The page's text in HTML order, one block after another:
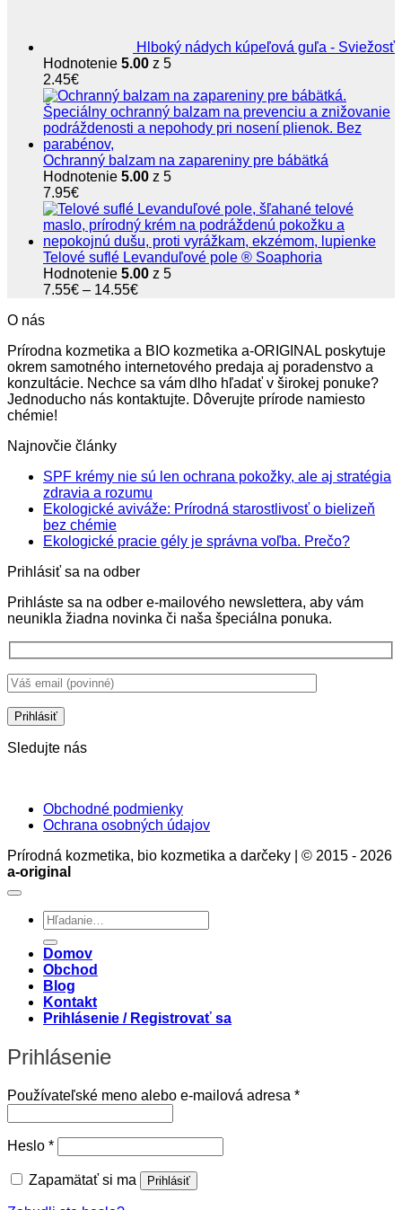
Hlboký nádych kúpeľová guľa - Sviežosť
Hodnotenie 5.00 z 5
2.45€
Ochranný balzam na zapareniny pre bábätká
Hodnotenie 5.00 z 5
7.95€
Telové suflé Levanduľové pole ® Soaphoria
Hodnotenie 5.00 z 5
7.55€ – 14.55€Price
14.55€
O nás
Prírodna kozmetika a BIO kozmetika a-ORIGINAL poskytuje
okrem samotného internetového predaja aj poradenstvo a
konzultácie. Nechce sa vám dlho hľadať v širokej ponuke?
Jednoducho nás kontaktujte. Dôverujte prírode namiesto
chémie!
Najnovčie články
SPF krémy nie sú len ochrana pokožky, ale aj stratégia
zdravia a rozumu
komentáre
SPF
len
ochrana
Ekologické aviváže: Prírodná starostlivosť o bielizeň
bez chémieŽiadne
komentáre
Ekologické
Prírodná
starostlivosť
Ekologické pracie gély je správna voľba. Prečo?Žiadne
pracie
Prihlásiť sa na odber
Prihláste sa na odber e-mailového newslettera, aby vám
neunikla žiadna novinka či naša špeciálna ponuka.
Sledujte nás
Obchodné podmienky
Ochrana osobných údajov
Prírodná kozmetika, bio kozmetika a darčeky | © 2015 - 2026
a-original
Hľadať:
Domov
Obchod
Blog
Kontakt
Prihlásenie / Registrovať sa
Prihlásenie
Používateľské meno alebo e-mailová adresa *Povinné
Heslo *Povinné
Zapamätať si ma Prihlásiť